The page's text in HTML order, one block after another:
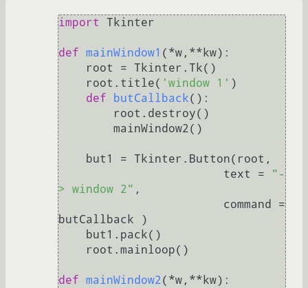
import Tkinter
def mainWindow1 ( *w,**kw):
    root.title(
'window 1' )
def
butCallback():
                        text =
"-
> window 2" ,
butCallback )
def mainWindow2( *w,**kw):